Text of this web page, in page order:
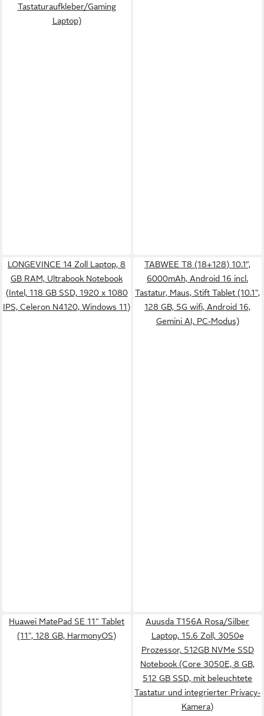
Tastaturaufkleber/Gaming
Laptop)
LONGEVINCE 14 Zoll Laptop, 8
GB RAM, Ultrabook Notebook
(Intel, 118 GB SSD, 1920 x 1080
IPS, Celeron N4120, Windows 11)
TABWEE T8 (18+128) 10.1”,
6000mAh, Android 16 incl.
Tastatur, Maus, Stift Tablet (10.1",
128 GB, 5G wifi, Android 16,
Gemini AI, PC-Modus)
Huawei MatePad SE 11" Tablet
(11", 128 GB, HarmonyOS)
Auusda T156A Rosa/Silber
Laptop, 15.6 Zoll, 3050e
Prozessor, 512GB NVMe SSD
Notebook (Core 3050E, 8 GB,
512 GB SSD, mit beleuchtete
Tastatur und integrierter Privacy-
Kamera)